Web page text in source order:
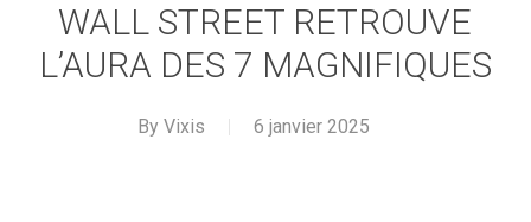
WALL STREET RETROUVE
L’AURA DES 7 MAGNIFIQUES
By Vixis 6 janvier 2025